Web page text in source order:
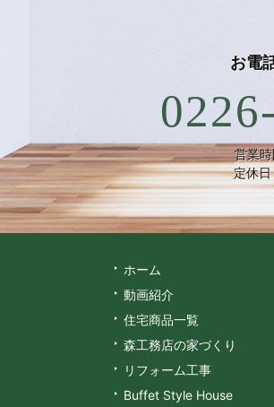
お電
営業
定休
ホーム
動画紹介
住宅商品一覧
森工務店の家づくり
リフォーム工事
Buffet Style House